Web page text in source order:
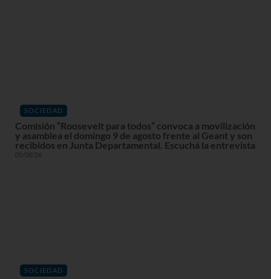
SOCIEDAD
Comisión “Roosevelt para todos” convoca a movilización
y asamblea el domingo 9 de agosto frente al Geant y son
recibidos en Junta Departamental. Escuchá la entrevista
05/08/26
SOCIEDAD